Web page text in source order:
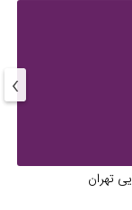
تهران
›